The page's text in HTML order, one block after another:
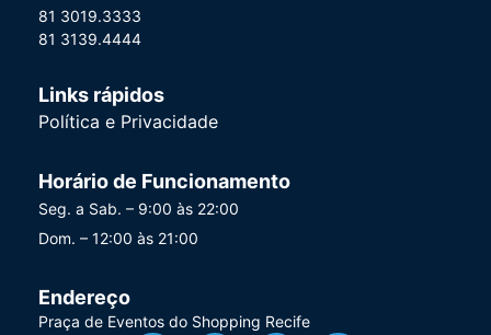
81 3019.3333
81 3139.4444
Links rápidos
Política e Privacidade
Horário de Funcionamento
Seg. a Sab. – 9:00 às 22:00
Dom. – 12:00 às 21:00
Endereço
Praça de Eventos do Shopping Recife